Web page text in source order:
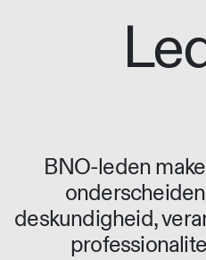
BNO-leden
deskundigheid,